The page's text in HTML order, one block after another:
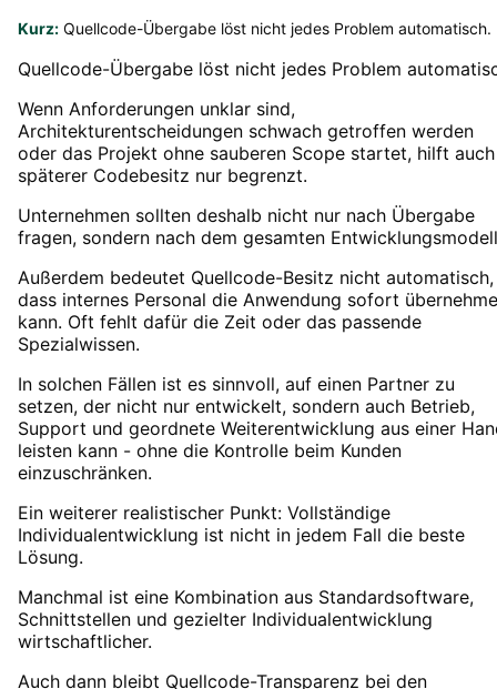
Kurz: Quellcode-Übergabe löst nicht jedes Problem automatisch.
Quellcode-Übergabe löst nicht jedes Problem
Wenn Anforderungen unklar sind,
Architekturentscheidungen schwach getroffen werden
oder das Projekt ohne sauberen Scope startet, hilft auch
späterer Codebesitz nur begrenzt.
Unternehmen sollten deshalb nicht nur nach Übergabe
fragen, sondern nach dem gesamten
Außerdem bedeutet Quellcode-Besitz nicht automatisch,
dass internes Personal die Anwendung sofort
kann. Oft fehlt dafür die Zeit oder das passende
Spezialwissen.
In solchen Fällen ist es sinnvoll, auf einen Partner zu
setzen, der nicht nur entwickelt, sondern auch Betrieb,
Support und geordnete Weiterentwicklung aus einer
leisten kann - ohne die Kontrolle beim Kunden
einzuschränken.
Ein weiterer realistischer Punkt: Vollständige
Individualentwicklung ist nicht in jedem Fall die beste
Lösung.
Manchmal ist eine Kombination aus Standardsoftware,
Schnittstellen und gezielter Individualentwicklung
wirtschaftlicher.
Auch dann bleibt Quellcode-Transparenz bei den